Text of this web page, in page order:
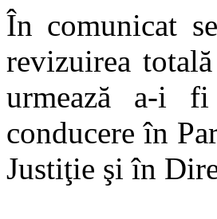
În comunicat
revizuirea
urmează a-i
conducere în
Justiţie şi în